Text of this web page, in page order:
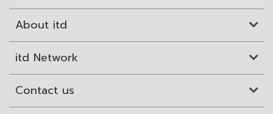
About itd
itd Network
Contact us